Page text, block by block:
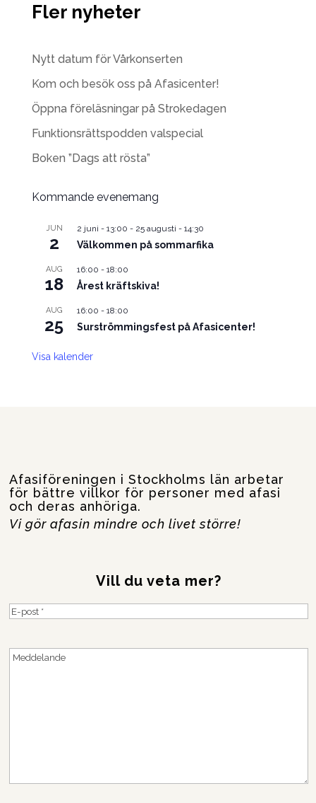
Fler nyheter
Nytt datum för Vårkonserten
Kom och besök oss på Afasicenter!
Öppna föreläsningar på Strokedagen
Funktionsrättspodden valspecial
Boken ”Dags att rösta”
Kommande evenemang
JUN
2
2 juni - 13:00 - 25 augusti - 14:30
Välkommen på sommarfika
AUG
18
16:00 - 18:00
Årest kräftskiva!
AUG
25
16:00 - 18:00
Surströmmingsfest på Afasicenter!
Visa kalender
Afasiföreningen i Stockholms län arbetar
för bättre villkor för personer med afasi
och deras anhöriga.
Vi gör afasin mindre och livet större!
Vill du veta mer?
E-
Meddelande